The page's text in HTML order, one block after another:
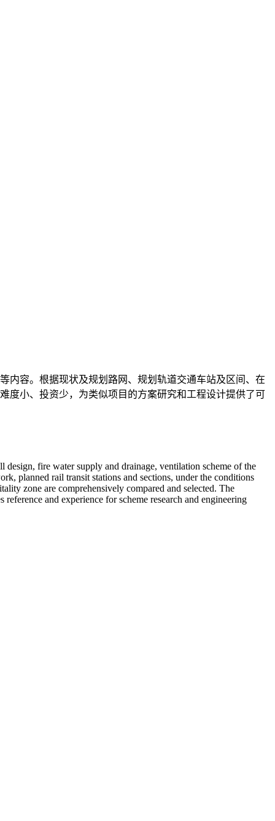
内容。根据现状及规划路网、规划轨道交通车站及区间、在
度小、投资少，为类似项目的方案研究和工程设计提供了可
fire water supply and drainage, ventilation scheme of the
planned rail transit stations and sections, under the conditions
zone are comprehensively compared and selected. The
and experience for scheme research and engineering